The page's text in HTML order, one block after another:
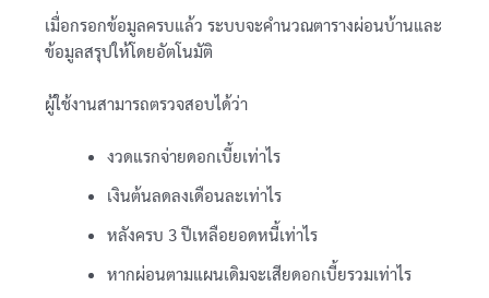
เมื่อกรอกข้อมูลครบแล้ว ระบบจะคำนวณตารางผ่อนบ้านและ
ข้อมูลสรุปให้โดยอัตโนมัติ
ผู้ใช้งานสามารถตรวจสอบได้ว่า
งวดแรกจ่ายดอกเบี้ยเท่าไร
เงินต้นลดลงเดือนละเท่าไร
หลังครบ 3 ปีเหลือยอดหนี้เท่าไร
หากผ่อนตามแผนเดิมจะเสียดอกเบี้ยรวมเท่าไร